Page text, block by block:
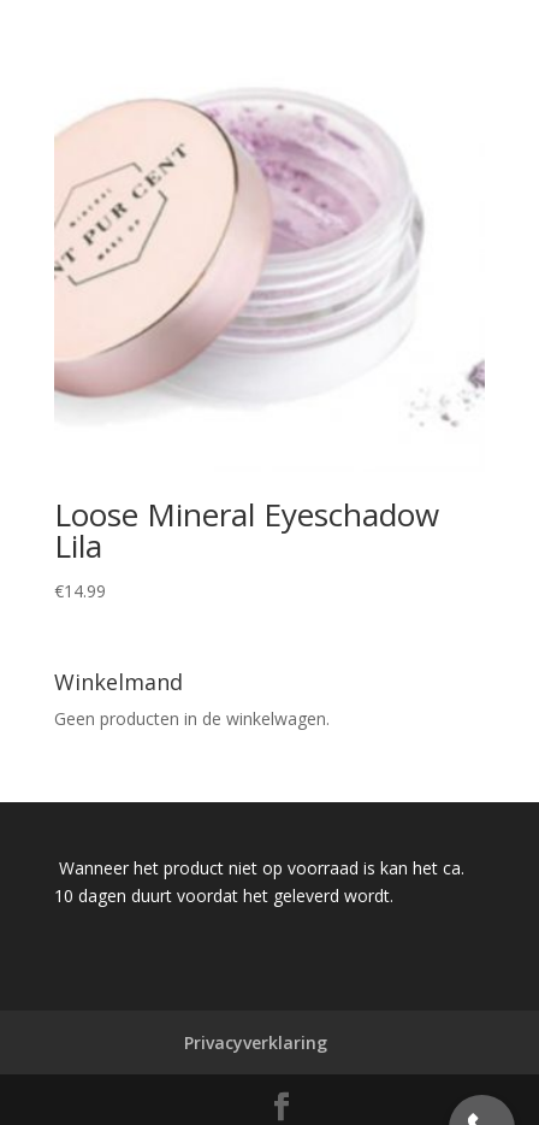
Loose Mineral Eyeschadow
Lila
€14.99
Winkelmand
Geen producten in de winkelwagen.
Wanneer het product niet op voorraad is kan het ca.
10 dagen duurt voordat het geleverd wordt.
Privacyverklaring